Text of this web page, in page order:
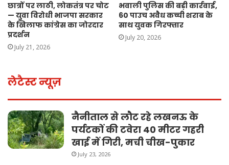
छात्रों पर लाठी, लोकतंत्र पर चोट
— युवा विरोधी भाजपा सरकार
के खिलाफ कांग्रेस का जोरदार
प्रदर्शन
July 21, 2026
भवाली पुलिस की बड़ी कार्रवाई,
60 पाउच अवैध कच्ची शराब के
साथ युवक गिरफ्तार
July 20, 2026
लेटैस्ट न्यूज़
नैनीताल से लौट रहे लखनऊ के
पर्यटकों की टवेरा 40 मीटर गहरी
खाई में गिरी, मची चीख-पुकार
July 23, 2026